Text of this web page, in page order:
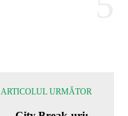
ARTICOLUL URMĂTOR